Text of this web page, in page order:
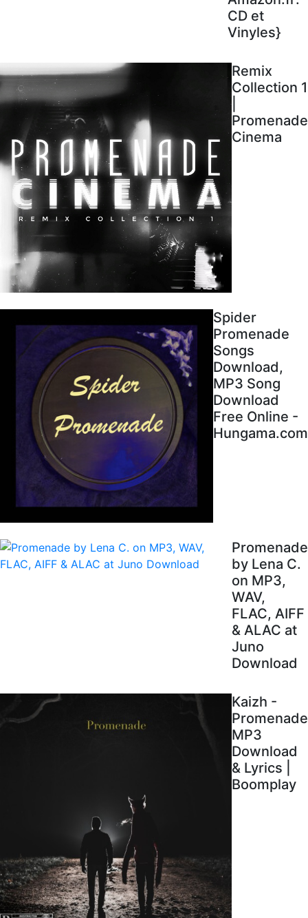
CD et
Vinyles}
Remix
Collection 1
Promenade
Cinema
Spider
Promenade
Songs
Download,
MP3 Song
Download
Free Online -
Hungama.com
Promenade
by Lena C.
on MP3,
WAV,
FLAC, AIFF
& ALAC at
Juno
Download
Kaizh -
Promenade
MP3
Download
& Lyrics |
Boomplay